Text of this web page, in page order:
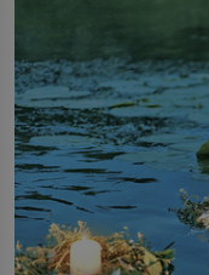
Vezme do ruky